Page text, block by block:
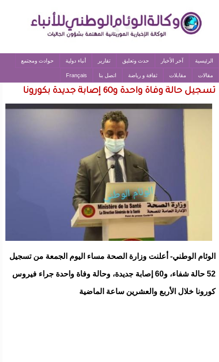
الرئيسية آخر الأخبار حدث وتعليق تقارير أنباء دولية حوادث ومجتمع
مقالات مقابلات ثقافة و رياضة اتصل بنا Français
تسجيل حالة وفاة واحدة و60 إصابة جديدة بكورونا
الوئام الوطني- أعلنت وزارة الصحة مساء اليوم الجمعة من تسجيل
52 حالة شفاء، و60 إصابة جديدة، وحالة وفاة واحدة جراء فيروس
كورونا خلال الأربع والعشرين ساعة الماضية